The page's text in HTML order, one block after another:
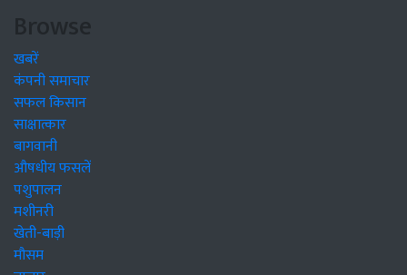
Browse
खबरें
कंपनी समाचार
सफल किसान
साक्षात्कार
बागवानी
औषधीय फसलें
पशुपालन
मशीनरी
खेती-बाड़ी
मौसम